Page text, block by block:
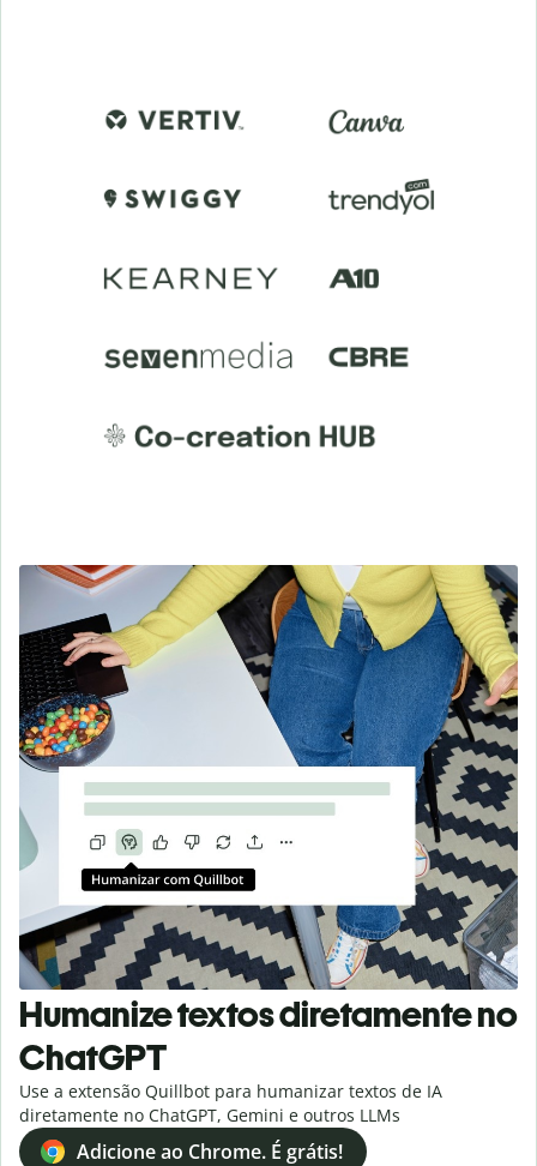
Humanize textos diretamente no
ChatGPT
Use a extensão Quillbot para humanizar textos de IA
diretamente no ChatGPT, Gemini e outros LLMs
Adicione ao Chrome. É grátis!